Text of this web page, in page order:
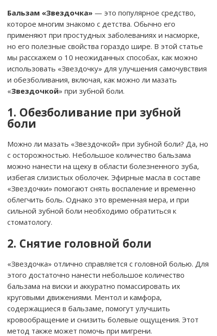
Бальзам «Звездочка» — это популярное средство,
которое многим знакомо с детства. Обычно его
применяют при простудных заболеваниях и насморке,
но его полезные свойства гораздо шире. В этой статье
мы расскажем о 10 неожиданных способах, как можно
использовать «Звездочку» для улучшения самочувствия
и обезболивания, включая, как можно ли мазать
«Звездочкой» при зубной боли.
1. Обезболивание при зубной
боли
Можно ли мазать «Звездочкой» при зубной боли? Да, но
с осторожностью. Небольшое количество бальзама
можно нанести на щеку в области болезненного зуба,
избегая слизистых оболочек. Эфирные масла в составе
«Звездочки» помогают снять воспаление и временно
облегчить боль. Однако это временная мера, и при
сильной зубной боли необходимо обратиться к
стоматологу.
2. Снятие головной боли
«Звездочка» отлично справляется с головной болью. Для
этого достаточно нанести небольшое количество
бальзама на виски и аккуратно помассировать их
круговыми движениями. Ментол и камфора,
содержащиеся в бальзаме, помогут улучшить
кровообращение и снизить болевые ощущения. Этот
метод также может помочь при мигрени.